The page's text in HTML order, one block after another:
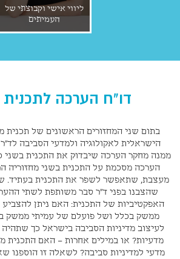
ליווי אישי וקבוצתי של
העמיתים
דו"ח הערכה
בתום שני המחזורים הראשונים של תכנית
הישראלית לאקולוגיה ולמדעי הסביבה
ממנה מחקר הערכה שיבדוק את התכנית בשני
הערכה מסכמת על התכנית בשני מחזוריה
מעצבת, שתאפשר לשפר את התכנית בעתיד.
שהצבנו בפני ד"ר סבר משותפת לשתי
האפקטיביות של התכנית: האם ניתן
ממשק בכלל ושל פועלם של עמיתי ממשק
לעיצוב מדיניות הסביבה בישראל כך
מדעיות? או במילים אחרות – האם התכנית
מדעי למדיניות סביבה? לשאלה זו הוספנו